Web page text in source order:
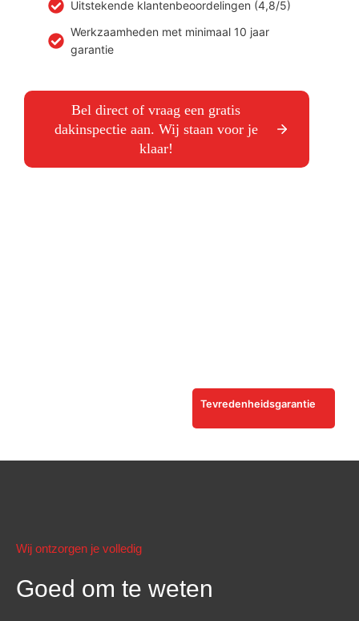
Uitstekende klantenbeoordelingen (4,8/5)
Werkzaamheden met minimaal 10 jaar
garantie
Bel direct of vraag een gratis
dakinspectie aan. Wij staan voor je
klaar!
Tevredenheidsgarantie
Wij ontzorgen je volledig
Goed om te weten